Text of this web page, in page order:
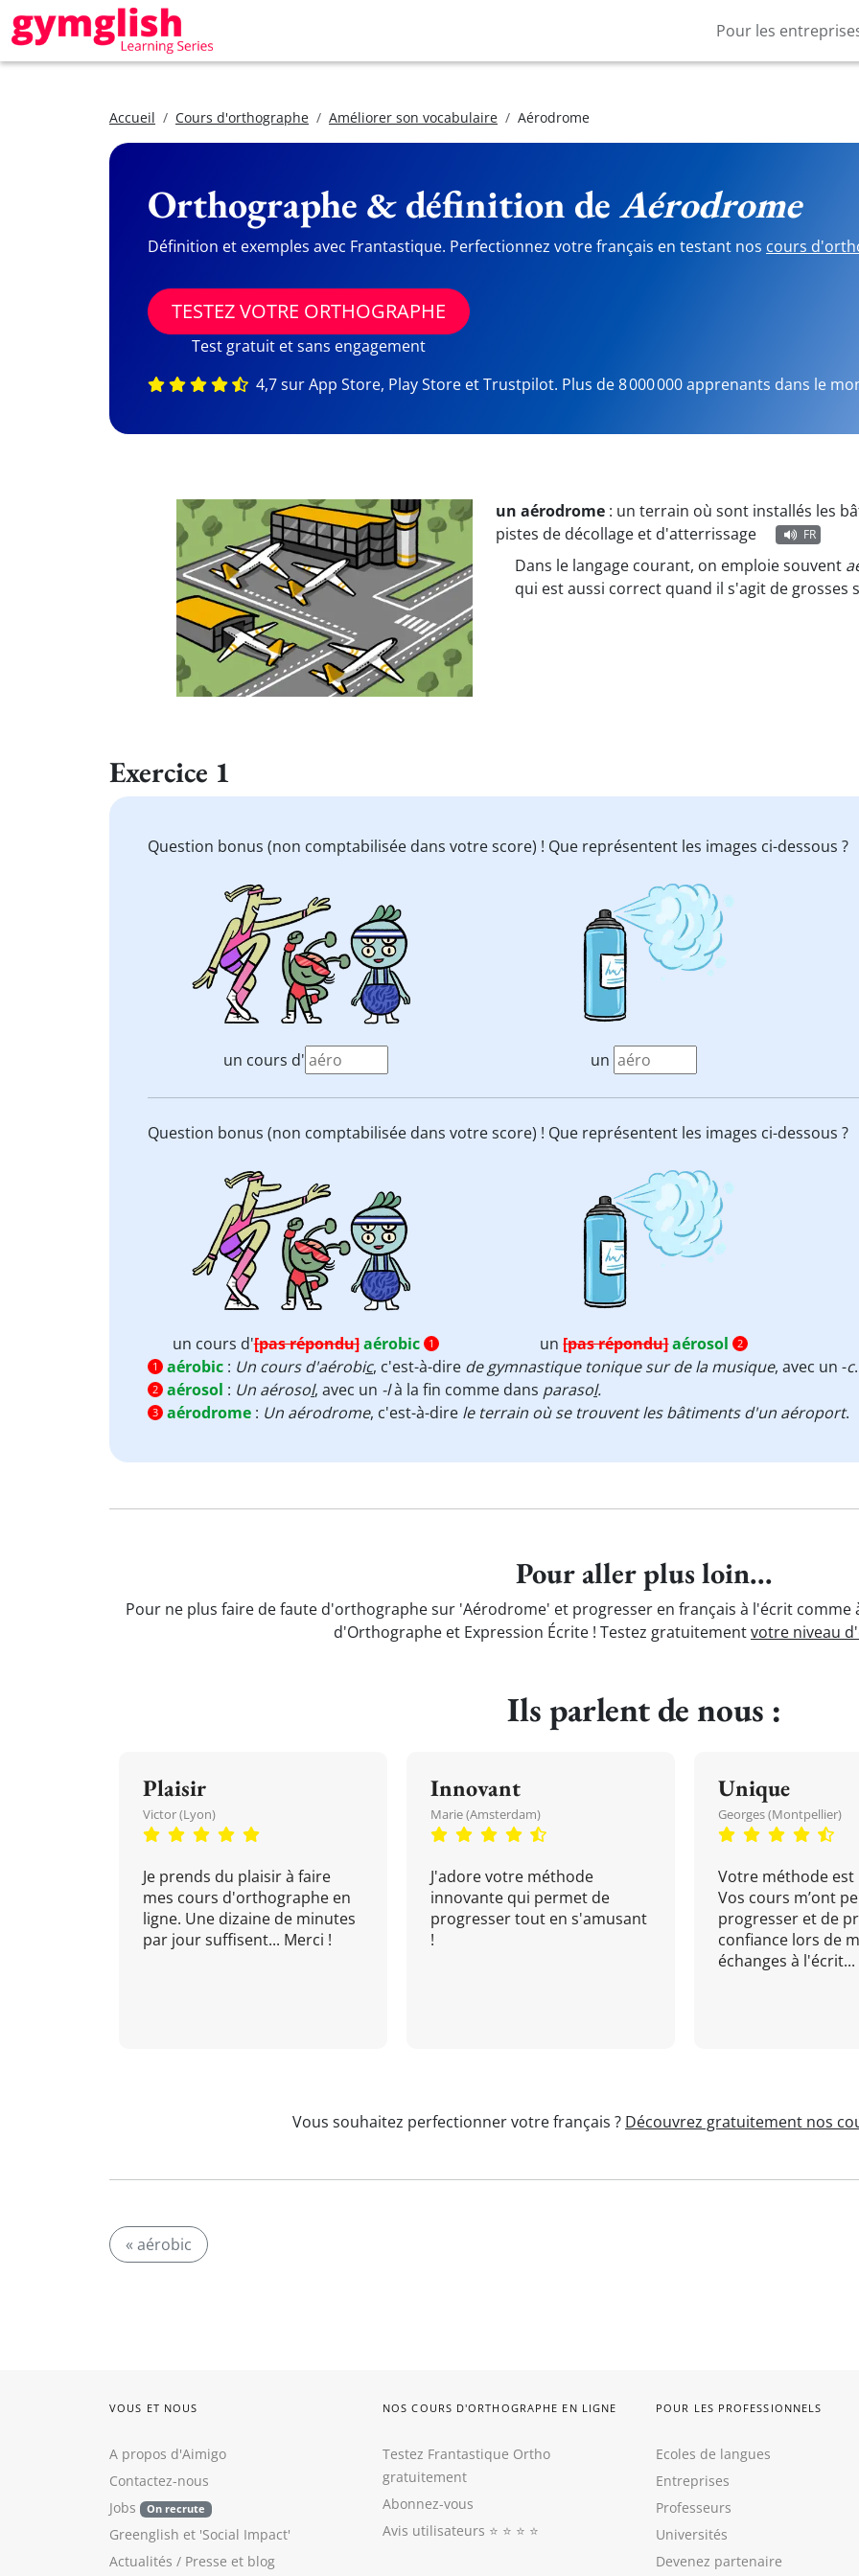
Pour les
Accueil Cours d'orthographe Améliorer son vocabulaire Aérodrome
Orthographe & définition deAérodrome
Définition et exemples avec Frantastique. Perfectionnez votre français en testant nos cours
TESTEZ VOTRE ORTHOGRAPHE
Test gratuit et sans engagement
4,7 sur App Store, Play Store et Trustpilot. Plus de 8 000 000 apprenants dans le
un aérodrome : un terrain où sont installés les
pistes de décollage et d'atterrissage
FR
Dans le langage courant, on emploie souvent
qui est aussi correct quand il s'agit de grosses
Exercice 1
Question bonus (non comptabilisée dans votre score) ! Que représentent les images ci-dessous ?
un cours d' un
Question bonus (non comptabilisée dans votre score) ! Que représentent les images ci-dessous ?
un cours d'[pas répondu]aérobic 1 un[pas répondu]aérosol
2
1
aérobic : Un cours d'aérobic, c'est-à-dire de gymnastique tonique sur de la musique, avec un -c.
2 aérosol : Un aérosol, avec un -là la fin comme dans parasol.
3 aérodrome : Un aérodrome, c'est-à-dire le terrain où se trouvent les bâtiments d'un aéroport.
Pour aller plus loin...
Pour ne plus faire de faute d'orthographe sur 'Aérodrome' et progresser en français à l'écrit
d'Orthographe et Expression Écrite ! Testez gratuitementvotre niveau
Ils parlent de nous :
Plaisir
Victor (Lyon)
Je prends du plaisir à faire
mes cours d'orthographe en
ligne. Une dizaine de minutes
par jour suffisent... Merci !
Innovant
Marie (Amsterdam)
J'adore votre méthode
innovante qui permet de
progresser tout en s'amusant
!
Unique
Georges (Montpellier)
Votre méthode est
Vos cours m’ont
progresser et de
confiance lors de
échanges à l'écrit...
Vous souhaitez perfectionner votre français ? Découvrez gratuitement nos
« aérobic
VOUS ET NOUS
A propos d'Aimigo
Contactez-nous
Jobs
On recrute
Greenglish et 'Social Impact'
Actualités / Presse et blog
NOS COURS D'ORTHOGRAPHE EN LIGNE
Testez Frantastique Ortho
gratuitement
Abonnez-vous
Avis utilisateurs ⭐️ ⭐️ ⭐️ ⭐️
POUR LES PROFESSIONNELS
Ecoles de langues
Entreprises
Professeurs
Universités
Devenez partenaire